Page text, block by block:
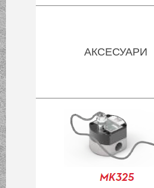
АКСЕСУАРИ